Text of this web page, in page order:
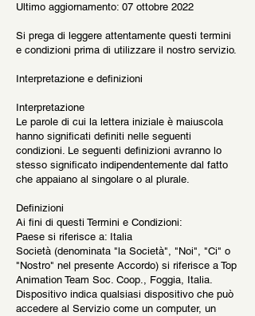
Ultimo aggiornamento: 07 ottobre 2022
Si prega di leggere attentamente questi termini
e condizioni prima di utilizzare il nostro servizio.
Interpretazione e definizioni
Interpretazione
Le parole di cui la lettera iniziale è maiuscola
hanno significati definiti nelle seguenti
condizioni. Le seguenti definizioni avranno lo
stesso significato indipendentemente dal fatto
che appaiano al singolare o al plurale.
Definizioni
Ai fini di questi Termini e Condizioni:
Paese si riferisce a: Italia
Società (denominata "la Società", "Noi", "Ci" o
"Nostro" nel presente Accordo) si riferisce a Top
Animation Team Soc. Coop., Foggia, Italia.
Dispositivo indica qualsiasi dispositivo che può
accedere al Servizio come un computer, un